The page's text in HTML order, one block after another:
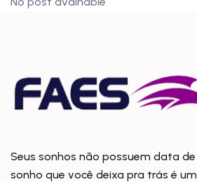
Seus sonhos não possuem data
sonho que você deixa pra trás é